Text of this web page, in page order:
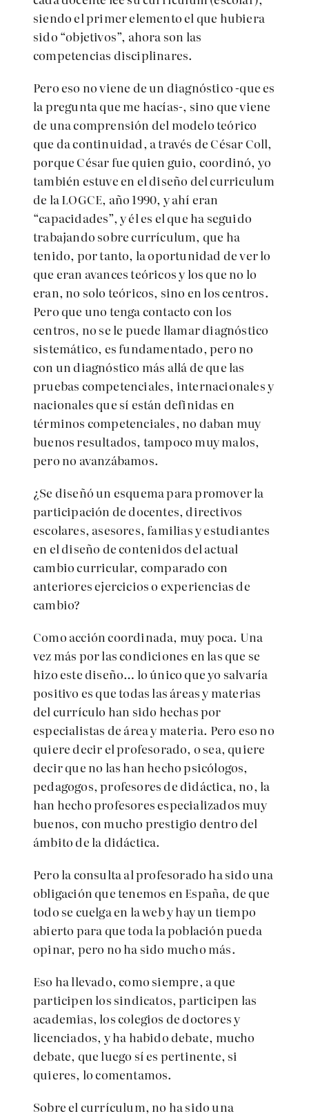
siendo el primer elemento el que hubiera
sido “objetivos”, ahora son las
competencias disciplinares.
Pero eso no viene de un diagnóstico -que es
la pregunta que me hacías-, sino que viene
de una comprensión del modelo teórico
que da continuidad, a través de César Coll,
porque César fue quien guio, coordinó, yo
también estuve en el diseño del curriculum
de la LOGCE, año 1990, y ahí eran
“capacidades”, y él es el que ha seguido
trabajando sobre currículum, que ha
tenido, por tanto, la oportunidad de ver lo
que eran avances teóricos y los que no lo
eran, no solo teóricos, sino en los centros.
Pero que uno tenga contacto con los
centros, no se le puede llamar diagnóstico
sistemático, es fundamentado, pero no
con un diagnóstico más allá de que las
pruebas competenciales, internacionales y
nacionales que sí están definidas en
términos competenciales, no daban muy
buenos resultados, tampoco muy malos,
pero no avanzábamos.
¿Se diseñó un esquema para promover la
participación de docentes, directivos
escolares, asesores, familias y estudiantes
en el diseño de contenidos del actual
cambio curricular, comparado con
anteriores ejercicios o experiencias de
cambio?
Como acción coordinada, muy poca. Una
vez más por las condiciones en las que se
hizo este diseño… lo único que yo salvaría
positivo es que todas las áreas y materias
del currículo han sido hechas por
especialistas de área y materia. Pero eso no
quiere decir el profesorado, o sea, quiere
decir que no las han hecho psicólogos,
pedagogos, profesores de didáctica, no, la
han hecho profesores especializados muy
buenos, con mucho prestigio dentro del
ámbito de la didáctica.
Pero la consulta al profesorado ha sido una
obligación que tenemos en España, de que
todo se cuelga en la web y hay un tiempo
abierto para que toda la población pueda
opinar, pero no ha sido mucho más.
Eso ha llevado, como siempre, a que
participen los sindicatos, participen las
academias, los colegios de doctores y
licenciados, y ha habido debate, mucho
debate, que luego sí es pertinente, si
quieres, lo comentamos.
Sobre el currículum, no ha sido una